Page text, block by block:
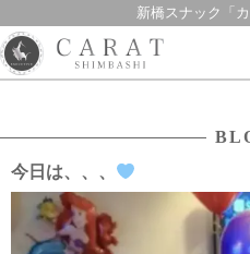
新橋スナック「
今日は、、、